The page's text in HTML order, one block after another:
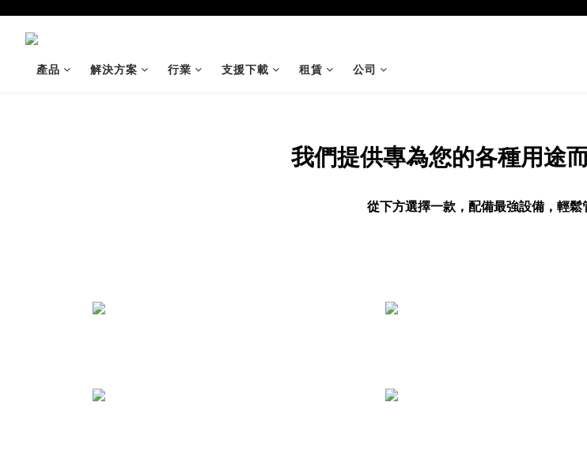
產品 解決方案 行業 支援下載 租賃 公司
我們提供專為您的各種用途
從下方選擇一款，配備最強設備，輕鬆